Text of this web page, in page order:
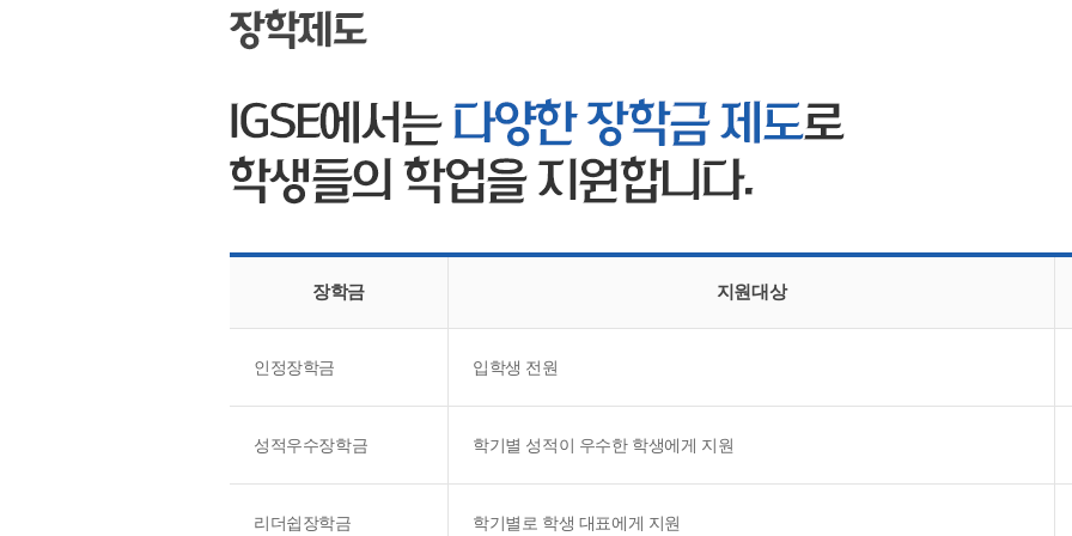
장학금 지원대상
인정장학금 입학생 전원
성적우수장학금 학기별 성적이 우수한 학생에게 지원
리더쉽장학금 학기별로 학생 대표에게 지원